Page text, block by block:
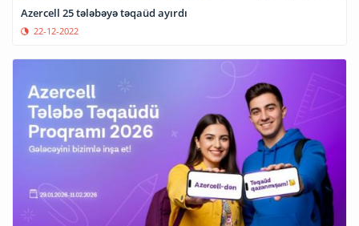
Azercell 25 tələbəyə təqaüd ayırdı
22-12-2022